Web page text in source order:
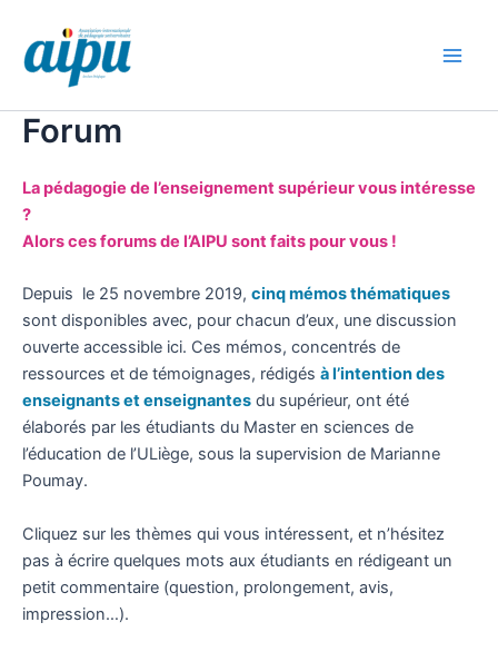
contenu
Forum
La pédagogie de l’enseignement supérieur vous intéresse
?
Alors ces forums de l’AIPU sont faits pour vous !
Depuis le 25 novembre 2019, cinq mémos thématiques
sont disponibles avec, pour chacun d’eux, une discussion
ouverte accessible ici. Ces mémos, concentrés de
ressources et de témoignages, rédigés à l’intention des
enseignants et enseignantes du supérieur, ont été
élaborés par les étudiants du Master en sciences de
l’éducation de l’ULiège, sous la supervision de Marianne
Poumay.
Cliquez sur les thèmes qui vous intéressent, et n’hésitez
pas à écrire quelques mots aux étudiants en rédigeant un
petit commentaire (question, prolongement, avis,
impression…).